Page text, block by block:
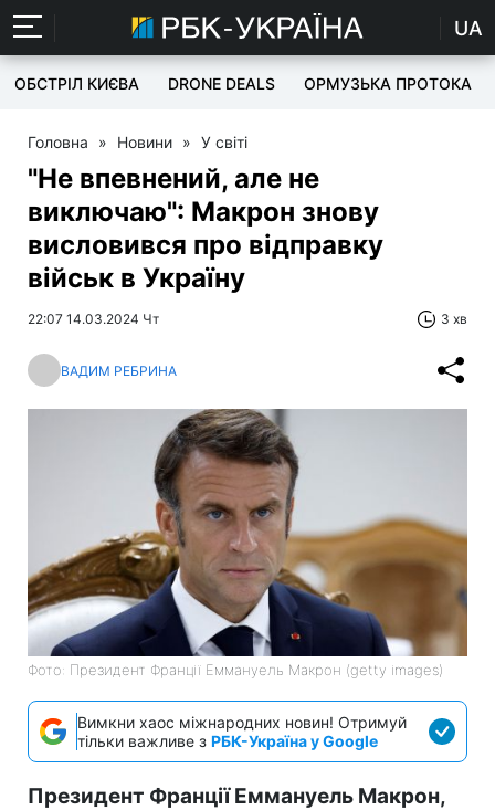
UA
ОБСТРІЛ КИЄВА DRONE DEALS ОРМУЗЬКА ПРОТОКА
Головна » Новини » У світі
"Не впевнений, але не
виключаю": Макрон знову
висловився про відправку
військ в Україну
22:07 14.03.2024 Чт 3 хв
ВАДИМ РЕБРИНА
Фото: Президент Франції Еммануель Макрон (getty images)
Вимкни хаос міжнародних новин! Отримуй
тільки важливе з РБК-Україна у Google
Президент Франції Еммануель Макрон,